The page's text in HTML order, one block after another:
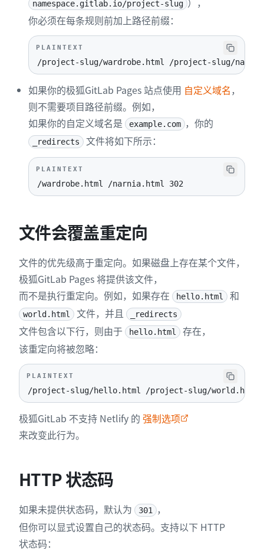
namespace.gitlab.io/project-slug
你必须在每条规则前加上路径前缀：
PLAINTEXT
/project-slug/wardrobe.html /project-slug/
如果你的极狐GitLab Pages 站点使用 自定义域名 ，
则不需要项目路径前缀。例如，
如果你的自定义域名是
example.com ，你的
_redirects 文件将如下所示：
PLAINTEXT
/wardrobe.html /narnia.html 302
文件会覆盖重定向
文件的优先级高于重定向。如果磁盘上存在某个文件，
极狐GitLab Pages 将提供该文件，
而不是执行重定向。例如，如果存在
hello.html 和
world.html 文件，并且 _redirects
文件包含以下行，则由于 hello.html
存在，
该重定向将被忽略：
PLAINTEXT
/project-slug/hello.html /project-slug/world.html
极狐GitLab 不支持 Netlify 的 强制选项
来改变此行为。
HTTP 状态码
如果未提供状态码，默认为 301
，
但你可以显式设置自己的状态码。支持以下 HTTP
状态码：